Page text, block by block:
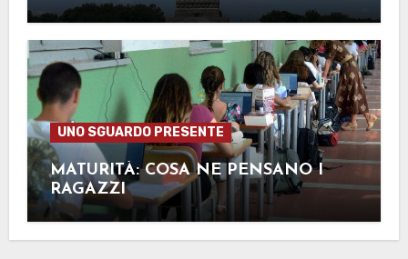
UNO SGUARDO PRESENTE
MATURITÀ: COSA NE PENSANO I
RAGAZZI